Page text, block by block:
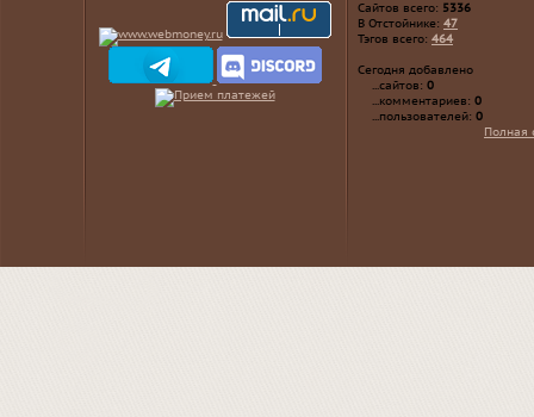
Сайтов всего: 5336
В Отстойнике: 47
Тэгов всего: 464
Сегодня добавлено
...сайтов: 0
...комментариев: 0
...пользователей: 0
Полная